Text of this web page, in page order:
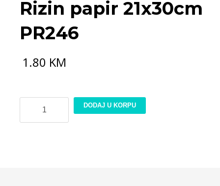
Rizin papir 21x30cm
PR246
1.80 KM
21x30cm
DODAJ U KORPU